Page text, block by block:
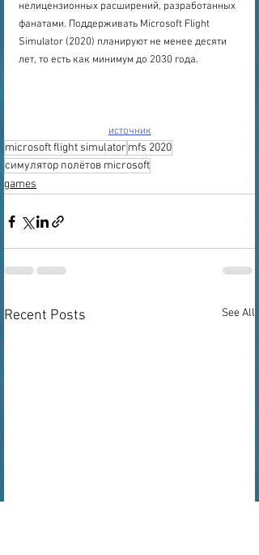
нелицензионных расширений, разработанных
фанатами. Поддерживать Microsoft Flight
Simulator (2020) планируют не менее десяти
лет, то есть как минимум до 2030 года.
источник
microsoft flight simulator mfs 2020
симулятор полётов microsoft
games
Recent Posts See All